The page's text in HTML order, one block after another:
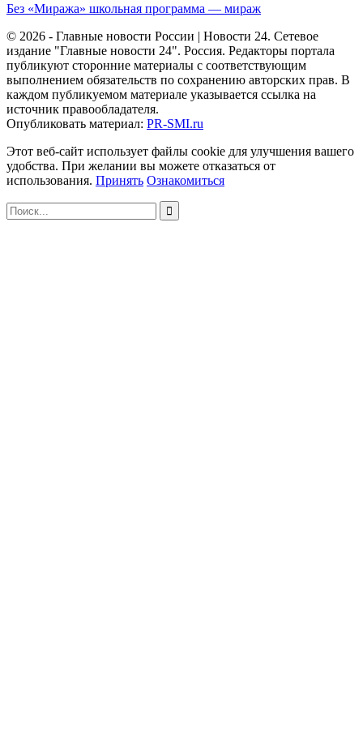
Без «Миража» школьная программа — мираж
© 2026 - Главные новости России | Новости 24. Сетевое
издание "Главные новости 24". Россия. Редакторы портала
публикуют сторонние материалы с соответствующим
выполнением обязательств по сохранению авторских прав. В
каждом публикуемом материале указывается ссылка на
источник правообладателя.
Опубликовать материал: PR-SMI.ru
Этот веб-сайт использует файлы cookie для улучшения вашего
удобства. При желании вы можете отказаться от
использования. Принять Ознакомиться